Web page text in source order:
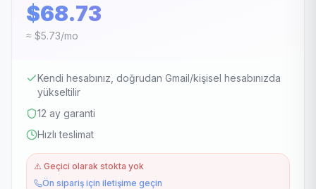
$68.73
≈ $5.73/mo
Kendi hesabınız, doğrudan Gmail/kişisel hesabınızda
yükseltilir
12 ay garanti
Hızlı teslimat
⚠️ Geçici olarak stokta yok
Ön sipariş için iletişime geçin